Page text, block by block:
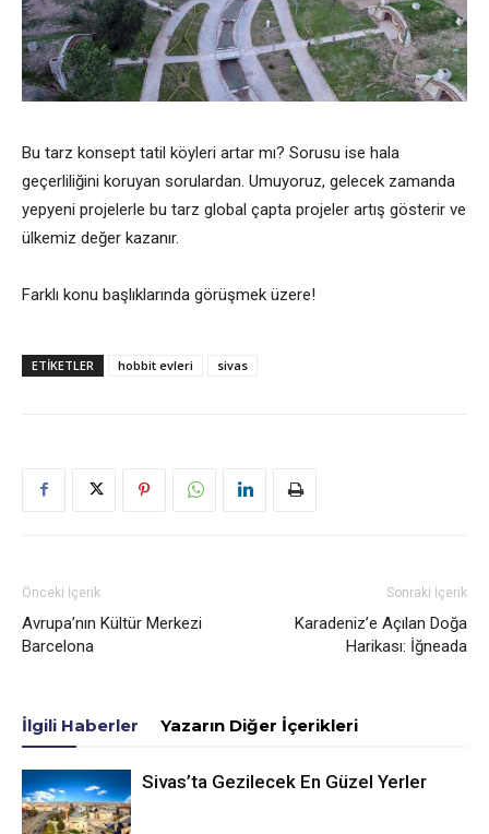
Bu tarz konsept tatil köyleri artar mı? Sorusu ise hala
geçerliliğini koruyan sorulardan. Umuyoruz, gelecek zamanda
yepyeni projelerle bu tarz global çapta projeler artış gösterir ve
ülkemiz değer kazanır.
Farklı konu başlıklarında görüşmek üzere!
ETIKETLER hobbit evleri sivas
Önceki İçerik
Avrupa’nın Kültür Merkezi
Barcelona
Sonraki İçerik
Karadeniz’e Açılan Doğa
Harikası: İğneada
İlgili Haberler Yazarın Diğer İçerikleri
Sivas’ta Gezilecek En Güzel Yerler